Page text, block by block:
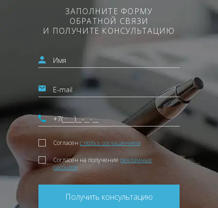
ЗАПОЛНИТЕ ФОРМУ
ОБРАТНОЙ СВЯЗИ
И ПОЛУЧИТЕ КОНСУЛЬТАЦИЮ
Согласен с польз. соглашением
Согласен на получение рекламных
рассылок
Получить консультацию